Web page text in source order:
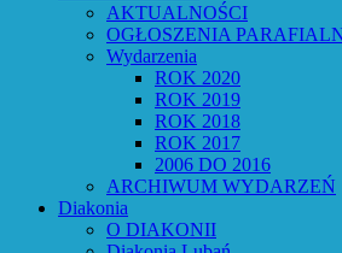
AKTUALNOŚCI
OGŁOSZENIA
Wydarzenia
ROK 2020
ROK 2019
ROK 2018
ROK 2017
2006 DO 2016
ARCHIWUM WYDARZEŃ
Diakonia
O DIAKONII